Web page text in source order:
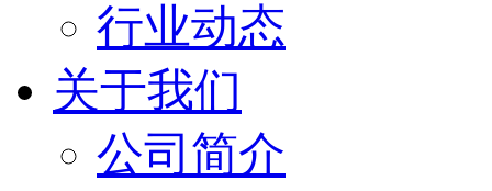
行业动态
关于我们
公司简介